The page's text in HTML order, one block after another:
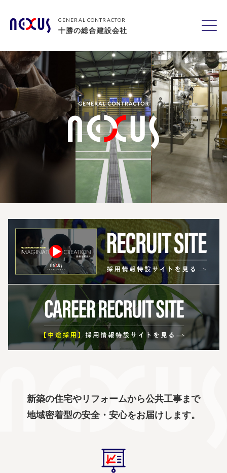
GENERAL CONTRACTOR
十勝の総合建設会社
新築の住宅やリフォームから公共工事まで
地域密着型の安全・安心をお届けします。